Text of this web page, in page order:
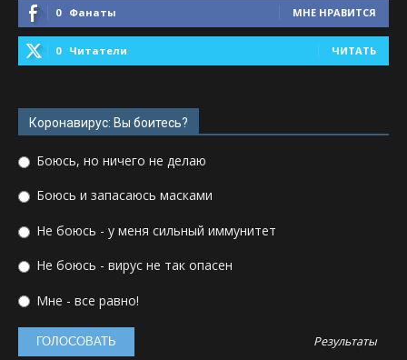
0 Фанаты МНЕ НРАВИТСЯ
0 Читатели ЧИТАТЬ
Коронавирус: Вы боитесь?
Боюсь, но ничего не делаю
Боюсь и запасаюсь масками
Не боюсь - у меня сильный иммунитет
Не боюсь - вирус не так опасен
Мне - все равно!
Результаты